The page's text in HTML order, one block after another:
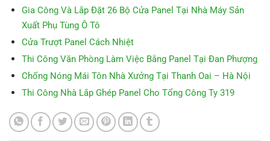
Gia Công Và Lắp Đặt 26 Bộ Cửa Panel Tại Nhà Máy Sản
Xuất Phụ Tùng Ô Tô
Cửa Trượt Panel Cách Nhiệt
Thi Công Văn Phòng Làm Việc Bằng Panel Tại Đan Phượng
Chống Nóng Mái Tôn Nhà Xưởng Tại Thanh Oai – Hà Nội
Thi Công Nhà Lắp Ghép Panel Cho Tổng Công Ty 319